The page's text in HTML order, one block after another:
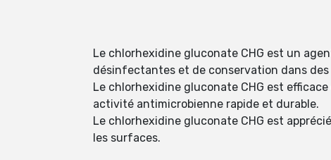
Le chlorhexidine gluconate CHG est un
désinfectantes et de conservation dans
Le chlorhexidine gluconate CHG est
activité antimicrobienne rapide et durable.
Le chlorhexidine gluconate CHG est
les surfaces.